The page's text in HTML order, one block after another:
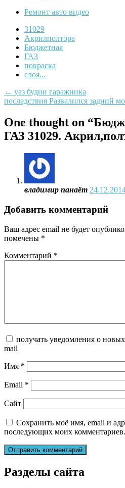
Ремонт авто видео
31029
Акрилполтора
Бюджетная
ГАЗ
покраска
слоя...
Post
navigation
← уаз будни гаражника
последствия Развалился задний
One thought on “
ГАЗ 31029.
владимир панаёт
Добавить комментарий
Ваш адрес email не будет
помечены *
Комментарий *
получать уведомления о
mail
Имя *
Email *
Сайт
Сохранить моё имя, email и
последующих моих комментариев.
Разделы сайта